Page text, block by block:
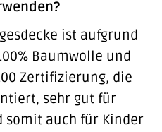
ist aufgrund
Baumwolle und
Zertifizierung, die
sehr gut für
somit auch für Kinder